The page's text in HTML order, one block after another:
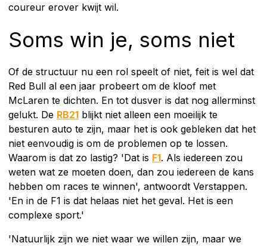
coureur erover kwijt wil.
Soms win je, soms niet
Of de structuur nu een rol speelt of niet, feit is wel dat
Red Bull al een jaar probeert om de kloof met
McLaren te dichten. En tot dusver is dat nog allerminst
gelukt. De RB21 blijkt niet alleen een moeilijk te
besturen auto te zijn, maar het is ook gebleken dat het
niet eenvoudig is om de problemen op te lossen.
Waarom is dat zo lastig? 'Dat is F1. Als iedereen zou
weten wat ze moeten doen, dan zou iedereen de kans
hebben om races te winnen', antwoordt Verstappen.
'En in de F1 is dat helaas niet het geval. Het is een
complexe sport.'
'Natuurlijk zijn we niet waar we willen zijn, maar we